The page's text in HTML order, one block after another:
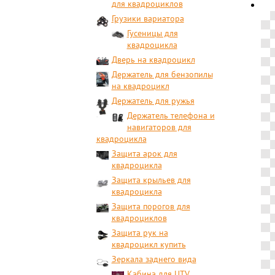
для квадроциклов
Грузики вариатора
Гусеницы для
квадроцикла
Дверь на квадроцикл
Держатель для бензопилы
на квадроцикл
Держатель для ружья
Держатель телефона и
навигаторов для
квадроцикла
Защита арок для
квадроцикла
Защита крыльев для
квадроцикла
Защита порогов для
квадроциклов
Защита рук на
квадроцикл купить
Зеркала заднего вида